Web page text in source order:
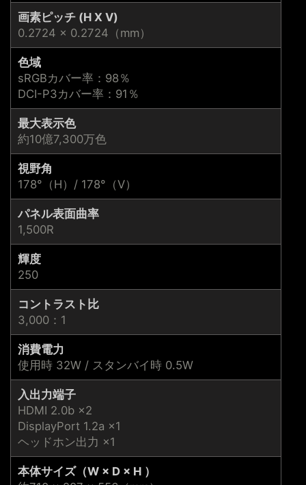
画素ピッチ (H X V)
0.2724 × 0.2724（mm）
色域
sRGBカバー率：98％
DCI-P3カバー率：91％
最大表示色
約10億7,300万色
視野角
178°（H）/ 178°（V）
パネル表面曲率
1,500R
輝度
250
コントラスト比
3,000：1
消費電力
使用時 32W / スタンバイ時 0.5W
入出力端子
HDMI 2.0b ×2
DisplayPort 1.2a ×1
ヘッドホン出力 ×1
本体サイズ（W × D × H ）